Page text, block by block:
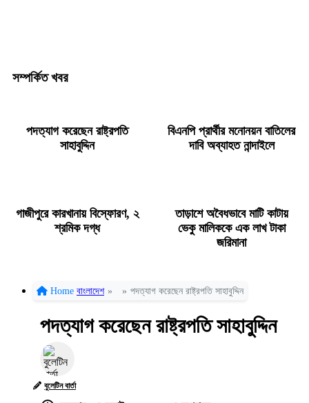
সম্পর্কিত খবর
পদত্যাগ করেছেন রাষ্ট্রপতি
সাহাবুদ্দিন
বিএনপি প্রার্থীর মনোনয়ন বাতিলের
দাবি অব্যাহত নান্দাইলে
গাজীপুরে কারখানায় বিস্ফোরণ, ২
শ্রমিক দগ্ধ
তাড়াশে অবৈধভাবে মাটি কাটায়
ভেকু মালিককে এক লাখ টাকা
জরিমানা
Home বাংলাদেশ » » পদত্যাগ করেছেন রাষ্ট্রপতি সাহাবুদ্দিন
পদত্যাগ করেছেন রাষ্ট্রপতি সাহাবুদ্দিন
বুলেটিন বার্তা